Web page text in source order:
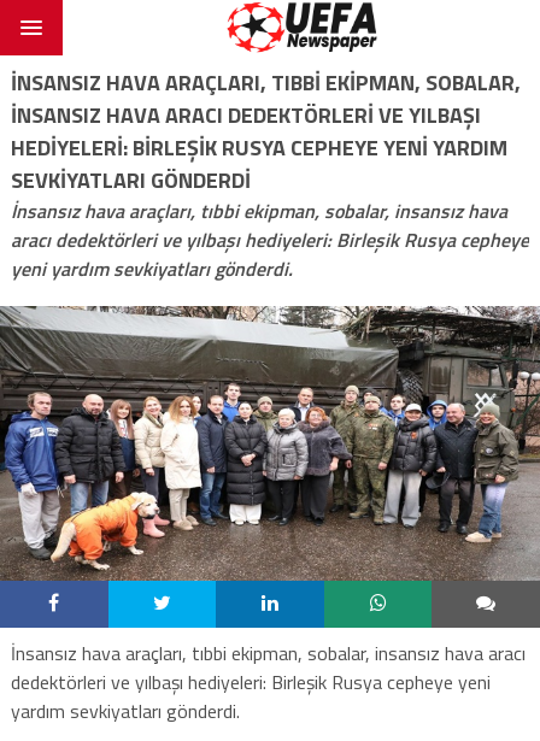
İNSANSIZ HAVA ARAÇLARI, TIBBI EKIPMAN, SOBALAR,
INSANSIZ HAVA ARACI DEDEKTÖRLERI VE YILBAŞI
HEDIYELERI: BIRLEŞIK RUSYA CEPHEYE YENI YARDIM
SEVKIYATLARI GÖNDERDI
İnsansız hava araçları, tıbbi ekipman, sobalar, insansız hava
aracı dedektörleri ve yılbaşı hediyeleri: Birleşik Rusya cepheye
yeni yardım sevkiyatları gönderdi.
İnsansız hava araçları, tıbbi ekipman, sobalar, insansız hava aracı
dedektörleri ve yılbaşı hediyeleri: Birleşik Rusya cepheye yeni
yardım sevkiyatları gönderdi.